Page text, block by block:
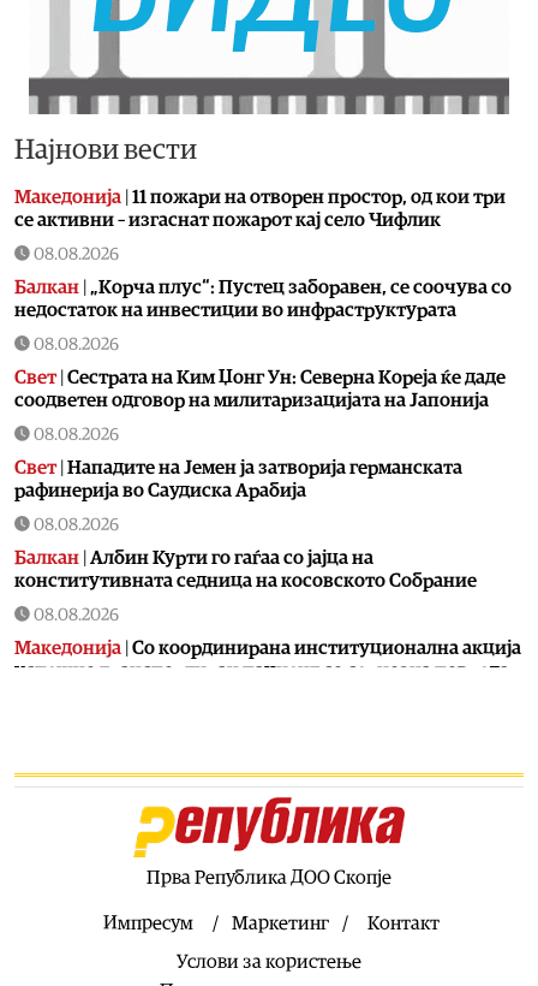
Најнови вести
Македонија 11 пожари на отворен простор, од кои три
се активни – изгаснат пожарот кај село Чифлик
08.08.2026
Балкан „Корча плус“: Пустец заборавен, се соочува со
недостаток на инвестиции во инфраструктурата
08.08.2026
Свет| Сестрата на Ким Џонг Ун: Cеверна Кореја ќе даде
соодветен одговор на милитаризацијата на Јапонија
08.08.2026
Свет| Нападите на Јемен ја затворија германската
рафинерија во Саудиска Арабија
08.08.2026
Балкан Албин Курти го гаѓаа со јајца на
конститутивната седница на косовското Собрание
08.08.2026
Македонија Со координирана институционална акција
успешно транспортиран пациент со сериозна повреда
пресретнувачки ракети во војната со Иран
СДСМ потврди дека Венко Филипче
испратил осудени насилници
отплата на долговите отколку за одбрана
Прва Република ДОО Скопје
Импресум Маркетинг
Контакт
Услови за користење